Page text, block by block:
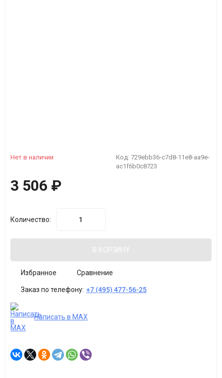
Нет в наличии Код: 729ebb36-c7d8-11e8-aa9e-
ac1f6b0c8723
3 506 ₽
Количество:
В КОРЗИНУ
Избранное Сравнение
Заказ по телефону: +7 (495) 477-56-25
Написать в MAX